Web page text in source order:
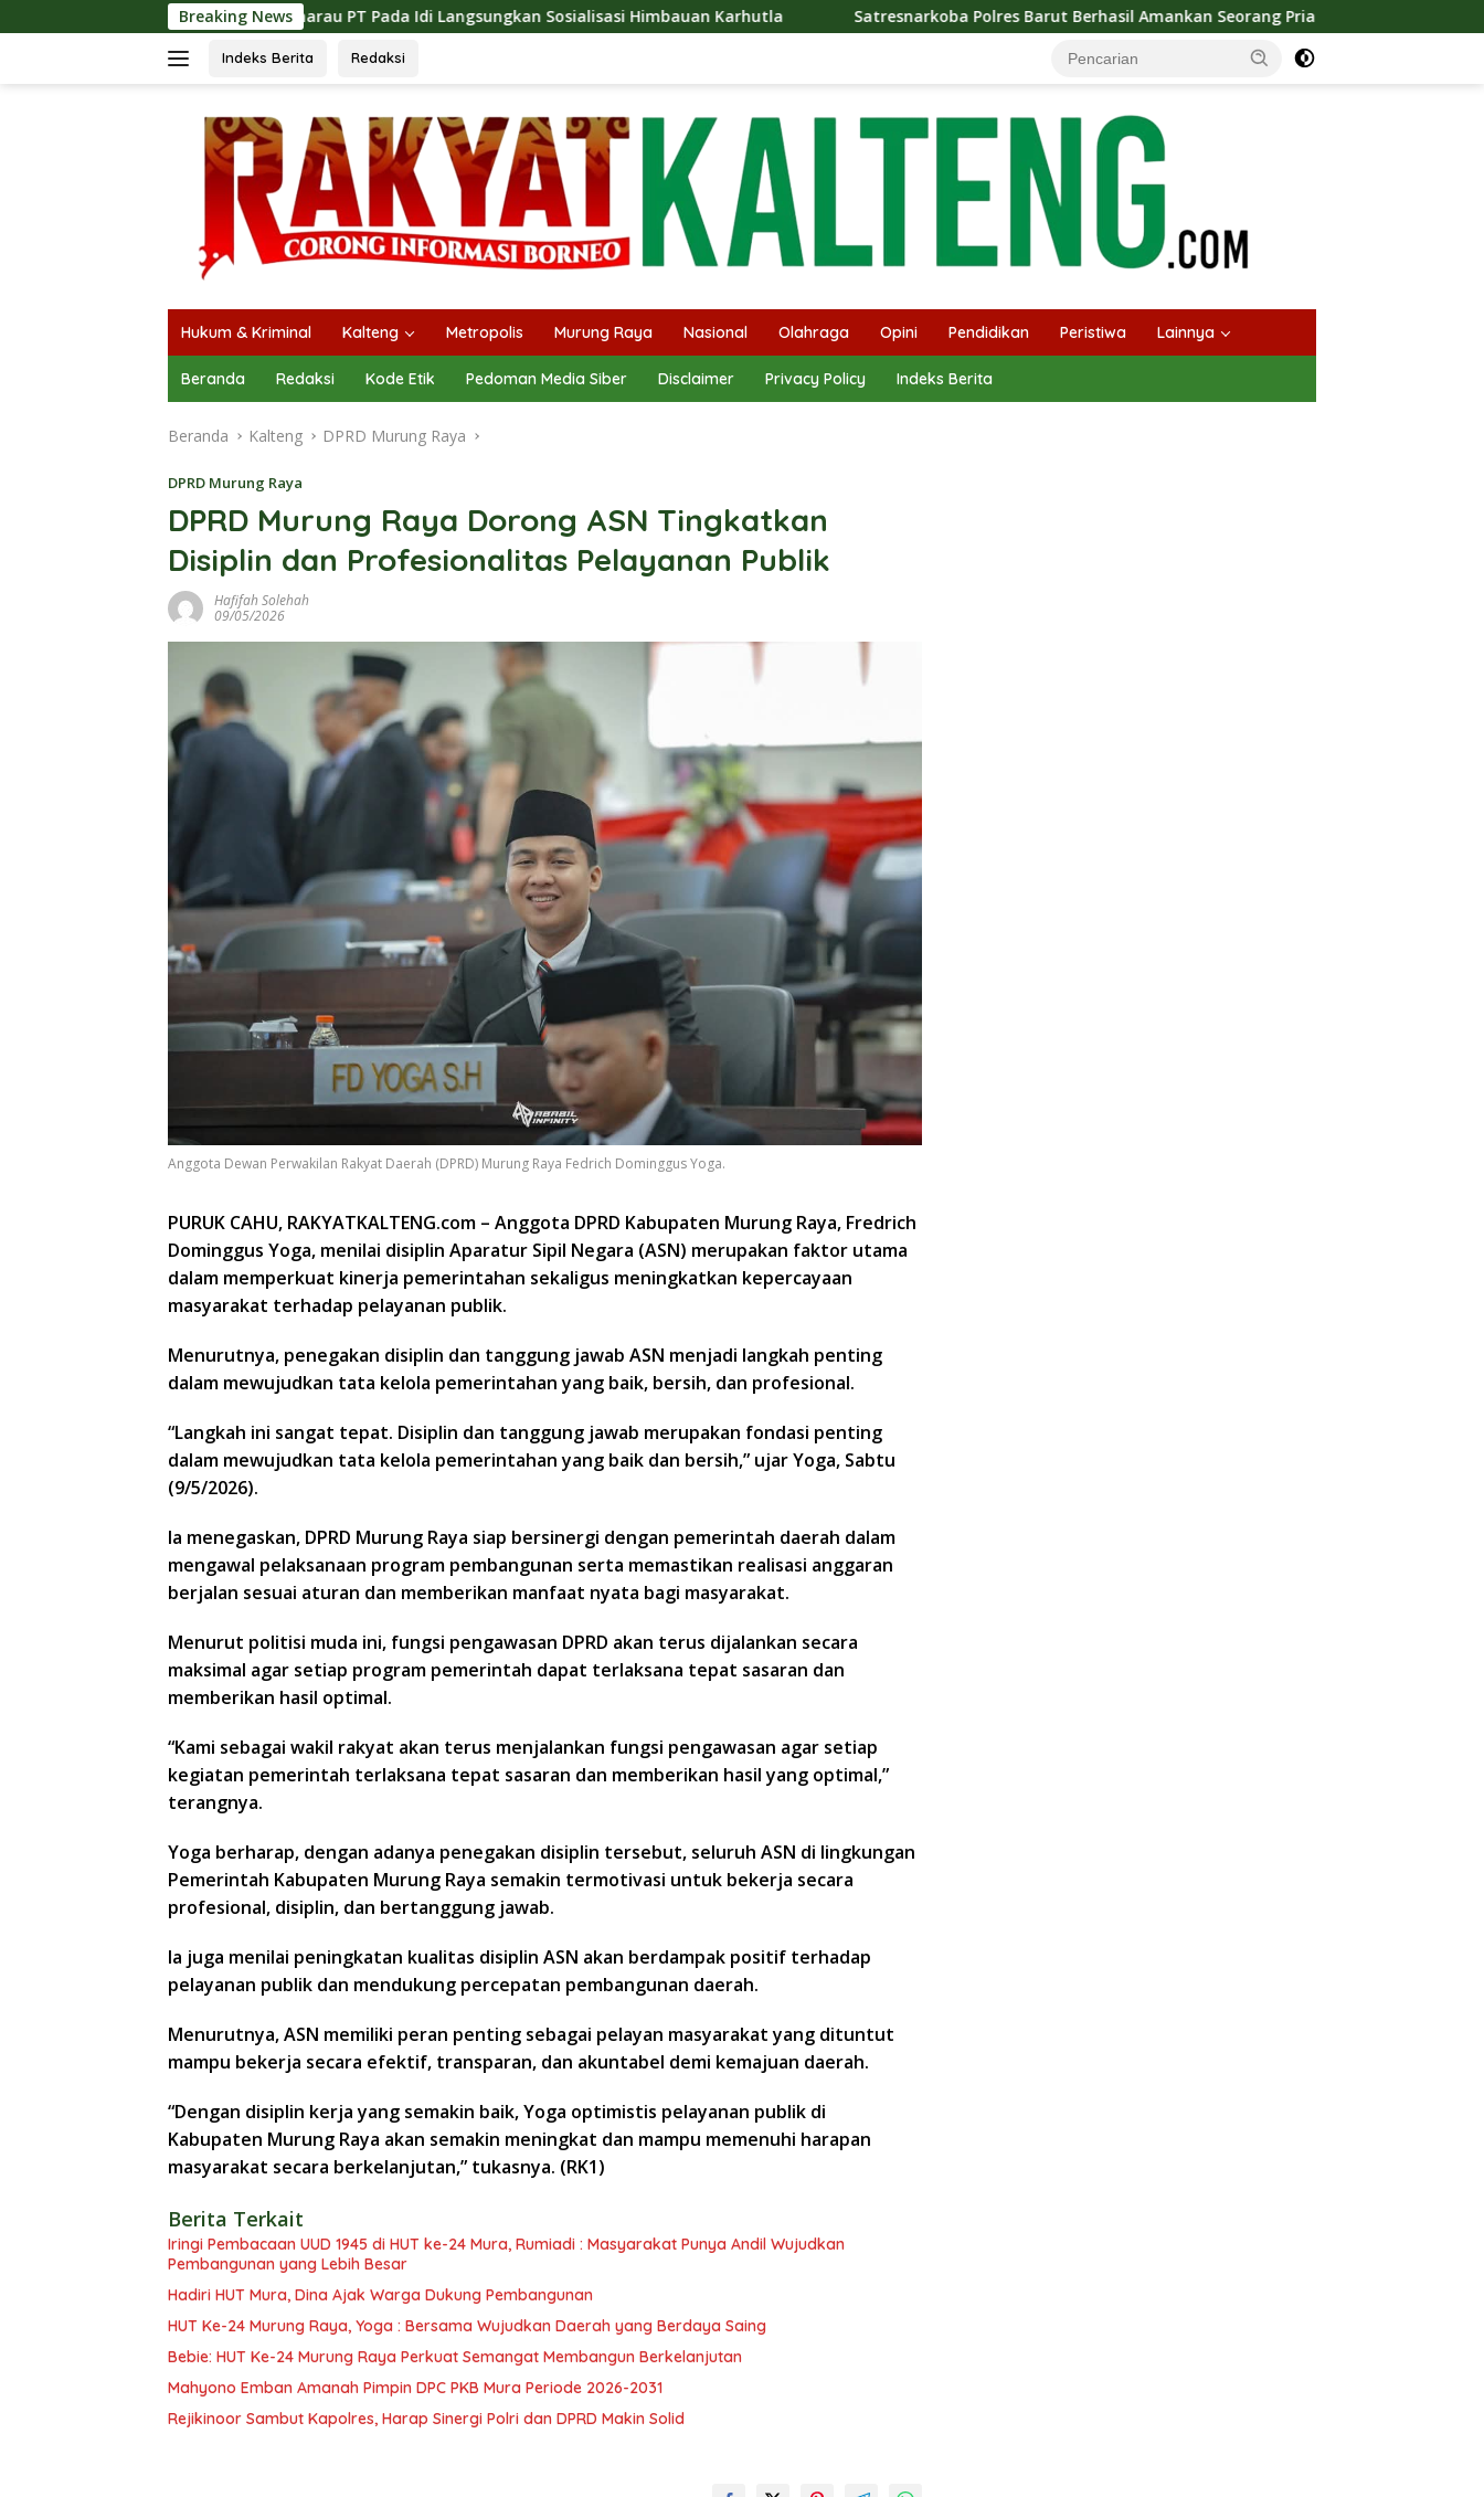
ke
Breaking News
Musim Kemarau PT Pada Idi Langsungkan Sosialisasi Himbauan Karhutla Satresnarkoba Polres Barut Berhasil Amankan Seorang Pria Siap Edarkan Narkotika Jenis Sabu Seberat
Indeks Berita Redaksi
Hukum & Kriminal Kalteng Metropolis Murung Raya Nasional Olahraga Opini Pendidikan Peristiwa Lainnya
Beranda Redaksi Kode Etik Pedoman Media Siber Disclaimer Privacy Policy Indeks Berita
Beranda Kalteng DPRD Murung Raya
DPRD Murung Raya
DPRD Murung Raya Dorong ASN Tingkatkan
Disiplin dan Profesionalitas Pelayanan Publik
Hafifah Solehah
09/05/2026
Anggota Dewan Perwakilan Rakyat Daerah (DPRD) Murung Raya Fedrich Dominggus Yoga.
PURUK CAHU, RAKYATKALTENG.com – Anggota DPRD Kabupaten Murung Raya, Fredrich
Dominggus Yoga, menilai disiplin Aparatur Sipil Negara (ASN) merupakan faktor utama
dalam memperkuat kinerja pemerintahan sekaligus meningkatkan kepercayaan
masyarakat terhadap pelayanan publik.
Menurutnya, penegakan disiplin dan tanggung jawab ASN menjadi langkah penting
dalam mewujudkan tata kelola pemerintahan yang baik, bersih, dan profesional.
“Langkah ini sangat tepat. Disiplin dan tanggung jawab merupakan fondasi penting
dalam mewujudkan tata kelola pemerintahan yang baik dan bersih,” ujar Yoga, Sabtu
(9/5/2026).
Ia menegaskan, DPRD Murung Raya siap bersinergi dengan pemerintah daerah dalam
mengawal pelaksanaan program pembangunan serta memastikan realisasi anggaran
berjalan sesuai aturan dan memberikan manfaat nyata bagi masyarakat.
Menurut politisi muda ini, fungsi pengawasan DPRD akan terus dijalankan secara
maksimal agar setiap program pemerintah dapat terlaksana tepat sasaran dan
memberikan hasil optimal.
“Kami sebagai wakil rakyat akan terus menjalankan fungsi pengawasan agar setiap
kegiatan pemerintah terlaksana tepat sasaran dan memberikan hasil yang optimal,”
terangnya.
Yoga berharap, dengan adanya penegakan disiplin tersebut, seluruh ASN di lingkungan
Pemerintah Kabupaten Murung Raya semakin termotivasi untuk bekerja secara
profesional, disiplin, dan bertanggung jawab.
Ia juga menilai peningkatan kualitas disiplin ASN akan berdampak positif terhadap
pelayanan publik dan mendukung percepatan pembangunan daerah.
Menurutnya, ASN memiliki peran penting sebagai pelayan masyarakat yang dituntut
mampu bekerja secara efektif, transparan, dan akuntabel demi kemajuan daerah.
“Dengan disiplin kerja yang semakin baik, Yoga optimistis pelayanan publik di
Kabupaten Murung Raya akan semakin meningkat dan mampu memenuhi harapan
masyarakat secara berkelanjutan,” tukasnya. (RK1)
Berita Terkait
Iringi Pembacaan UUD 1945 di HUT ke-24 Mura, Rumiadi : Masyarakat Punya Andil Wujudkan
Pembangunan yang Lebih Besar
Hadiri HUT Mura, Dina Ajak Warga Dukung Pembangunan
HUT Ke-24 Murung Raya, Yoga : Bersama Wujudkan Daerah yang Berdaya Saing
Bebie: HUT Ke-24 Murung Raya Perkuat Semangat Membangun Berkelanjutan
Mahyono Emban Amanah Pimpin DPC PKB Mura Periode 2026-2031
Rejikinoor Sambut Kapolres, Harap Sinergi Polri dan DPRD Makin Solid